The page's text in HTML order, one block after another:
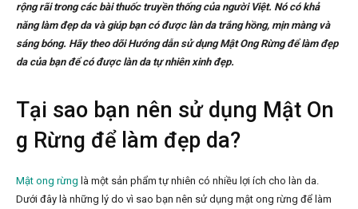
rộng rãi trong các bài thuốc truyền thống của người Việt. Nó có khả
năng làm đẹp da và giúp bạn có được làn da trắng hồng, mịn màng và
sáng bóng. Hãy theo dõi Hướng dẫn sử dụng Mật Ong Rừng để làm đẹp
da của bạn để có được làn da tự nhiên xinh đẹp.
Tại sao bạn nên sử dụng Mật On
g Rừng để làm đẹp da?
Mật ong rừng là một sản phẩm tự nhiên có nhiều lợi ích cho làn da.
Dưới đây là những lý do vì sao bạn nên sử dụng mật ong rừng để làm